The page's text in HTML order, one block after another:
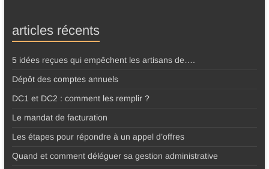
articles récents
5 idées reçues qui empêchent les artisans de….
Dépôt des comptes annuels
DC1 et DC2 : comment les remplir ?
Le mandat de facturation
Les étapes pour répondre à un appel d’offres
Quand et comment déléguer sa gestion administrative